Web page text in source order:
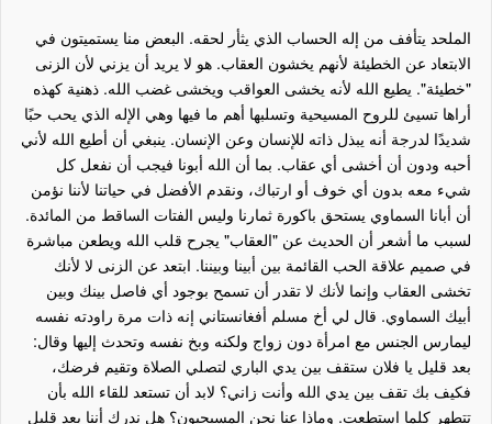
الملحد يتأفف من إله الحساب الذي يثأر لحقه. البعض منا يستميتون في
الابتعاد عن الخطيئة لأنهم يخشون العقاب. هو لا يريد أن يزني لأن الزنى
"خطيئة". يطيع الله لأنه يخشى العواقب ويخشى غضب الله. ذهنية كهذه
أراها تسيئ للروح المسيحية وتسلبها أهم ما فيها وهي الإله الذي يحب حبًا
شديدًا لدرجة أنه يبذل ذاته للإنسان وعن الإنسان. ينبغي أن أطيع الله لأني
أحبه ودون أن أخشى أي عقاب. بما أن الله أبونا فيجب أن نفعل كل
شيء معه بدون أي خوف أو ارتباك، ونقدم الأفضل في حياتنا لأننا نؤمن
أن أبانا السماوي يستحق باكورة ثمارنا وليس الفتات الساقط من المائدة.
لسبب ما أشعر أن الحديث عن "العقاب" يجرح قلب الله ويطعن مباشرة
في صميم علاقة الحب القائمة بين أبينا وبيننا. ابتعد عن الزنى لا لأنك
تخشى العقاب وإنما لأنك لا تقدر أن تسمح بوجود أي فاصل بينك وبين
أبيك السماوي. قال لي أخ مسلم أفغانستاني إنه ذات مرة راودته نفسه
ليمارس الجنس مع امرأة دون زواج ولكنه وبخ نفسه وتحدث إليها وقال:
بعد قليل يا فلان ستقف بين يدي الباري لتصلي الصلاة وتقيم فرضك،
فكيف بك تقف بين يدي الله وأنت زاني؟ لابد أن تستعد للقاء الله بأن
تتطهر كلما استطعت. وماذا عنا نحن المسيحيون؟ هل ندرك أننا بعد قليل